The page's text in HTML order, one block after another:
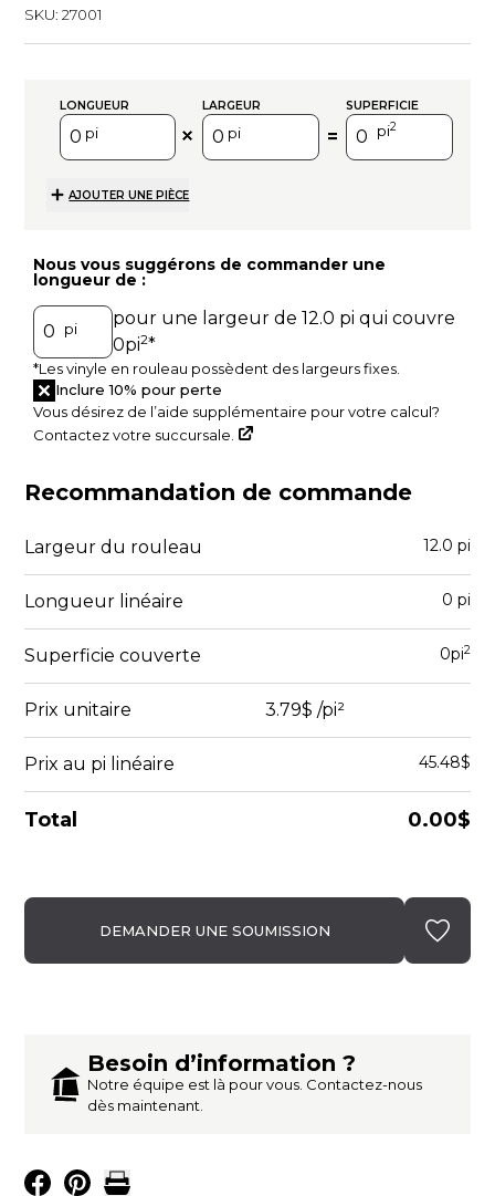
Besoin d’information ?
Notre équipe est là pour vous. Contactez-nous
dès maintenant.
SKU:27001
Nous vous suggérons de commander une
longueur de :
pi pour une largeur de 12.0 pi qui couvre
0pi2*
*Les vinyle en rouleau possèdent des largeurs fixes.
Inclure 10% pour perte
Vous désirez de l’aide supplémentaire pour votre calcul?
Contactez votre succursale.
A
LONGUEUR LARGEUR SUPERFICIE
pi pi = pi2
AJOUTER UNE PIÈCE
Recommandation de commande
Largeur du rouleau 12.0 pi
Longueur linéaire 0 pi
Superficie couverte 0pi2
Prix unitaire 3.79$ /pi²
Prix au pi linéaire 45.48$
Total 0.00$
DEMANDER UNE SOUMISSION